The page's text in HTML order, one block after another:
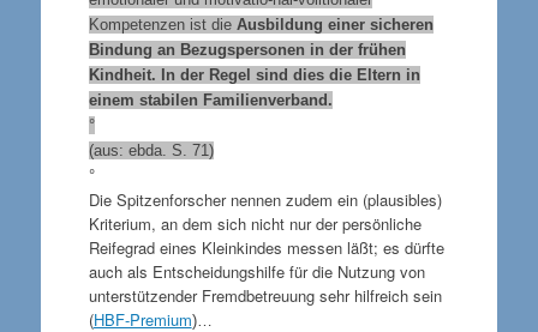
Kompetenzen ist die Ausbildung einer sicheren
Bindung an Bezugspersonen in der frühen
Kindheit. In der Regel sind dies die Eltern in
einem stabilen Familienverband.
°
(aus: ebda. S. 71)
°
Die Spitzenforscher nennen zudem ein (plausibles)
Kriterium, an dem sich nicht nur der persönliche
Reifegrad eines Kleinkindes messen läßt; es dürfte
auch als Entscheidungshilfe für die Nutzung von
unterstützender Fremdbetreuung sehr hilfreich sein
(HBF-Premium)…